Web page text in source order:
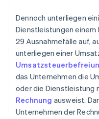
Dennoch unterliegen
Dienstleistungen
29 Ausnahmefälle auf,
unterliegen einer
das Unternehmen die
oder die Dienstleistung
Rechnung ausweist.
Unternehmen der